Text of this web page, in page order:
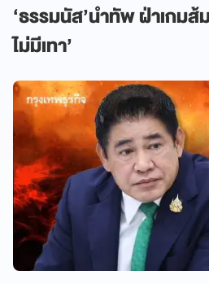
‘ธรรมนัส’นำทัพ ฝ่าเกมส้
ไม่มีเทา’